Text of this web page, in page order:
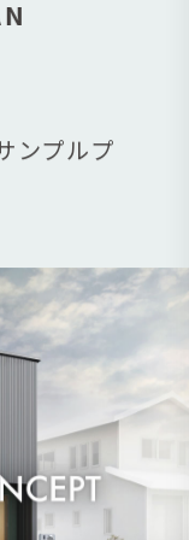
ンプルプ